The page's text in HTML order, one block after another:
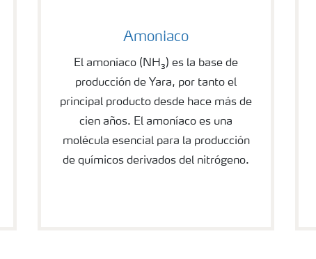
Amoniaco
El amoníaco (NH₃) es la base de
producción de Yara, por tanto el
principal producto desde hace más de
cien años. El amoníaco es una
molécula esencial para la producción
de químicos derivados del nitrógeno.